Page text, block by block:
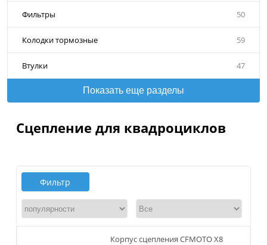
Фильтры 50
Колодки тормозные 59
Втулки 47
Показать еще разделы
Сцепление для квадроциклов
Фильтр
Корпус сцепления CFMOTO Х8